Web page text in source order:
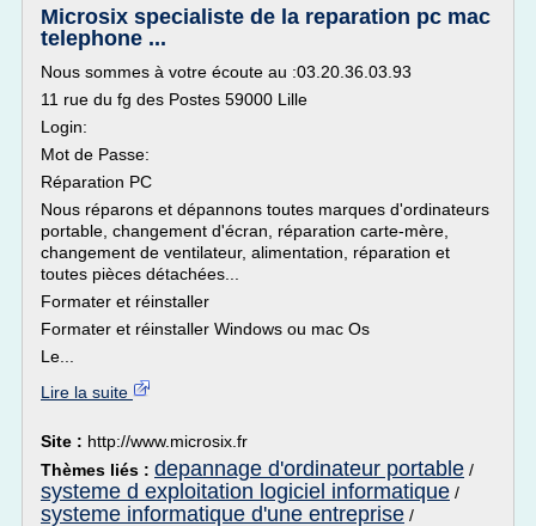
Microsix specialiste de la reparation pc mac
telephone ...
Nous sommes à votre écoute au :03.20.36.03.93
11 rue du fg des Postes 59000 Lille
Login:
Mot de Passe:
Réparation PC
Nous réparons et dépannons toutes marques d'ordinateurs
portable, changement d'écran, réparation carte-mère,
changement de ventilateur, alimentation, réparation et
toutes pièces détachées...
Formater et réinstaller
Formater et réinstaller Windows ou mac Os
Le...
Lire la suite
Site : http://www.microsix.fr
Thèmes liés : depannage d'ordinateur portable /
systeme d exploitation logiciel informatique /
systeme informatique d'une entreprise /